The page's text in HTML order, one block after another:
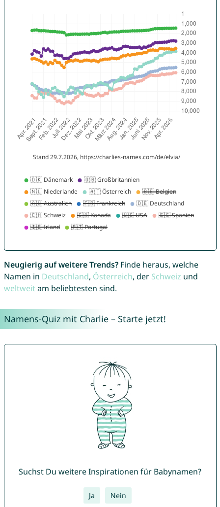
Neugierig auf weitere Trends?Finde heraus, welche
Namen in Deutschland, Österreich, der Schweiz und
weltweitam beliebtesten sind.
Namens-Quiz mit Charlie – Starte jetzt!
Suchst Du weitere Inspirationen für Babynamen?
Ja Nein